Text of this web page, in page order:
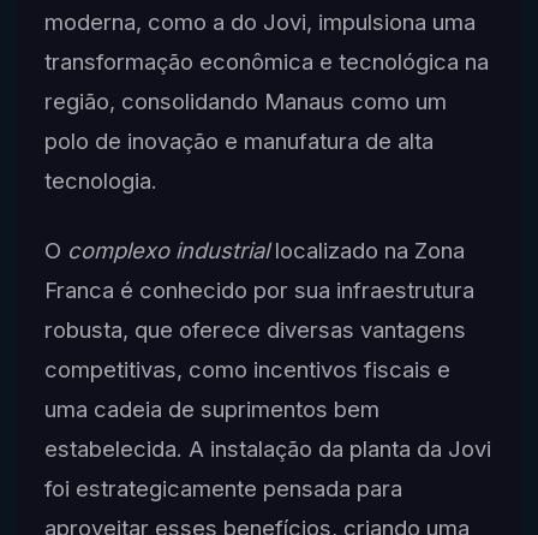
moderna, como a do Jovi, impulsiona uma
transformação econômica e tecnológica na
região, consolidando Manaus como um
polo de inovação e manufatura de alta
tecnologia.
O complexo industriallocalizado na Zona
Franca é conhecido por sua infraestrutura
robusta, que oferece diversas vantagens
competitivas, como incentivos fiscais e
uma cadeia de suprimentos bem
estabelecida. A instalação da planta da Jovi
foi estrategicamente pensada para
aproveitar esses benefícios, criando uma